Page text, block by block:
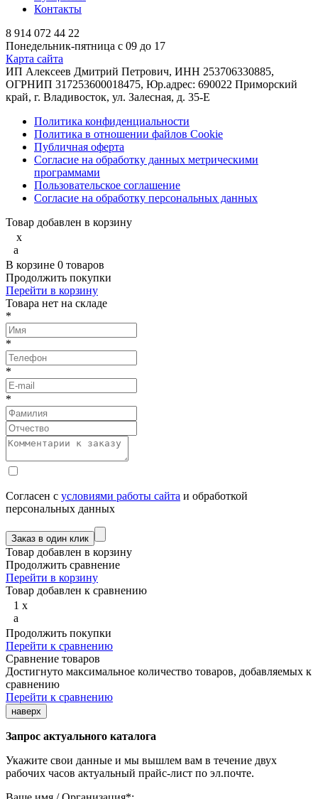
Контакты
8 914 072 44 22
Понедельник-пятница с 09 до 17
Карта сайта
ИП Алексеев Дмитрий Петрович, ИНН 253706330885,
ОГРНИП 317253600018475, Юр.адрес: 690022 Приморский
край, г. Владивосток, ул. Залесная, д. 35-Е
Политика конфиденциальности
Политика в отношении файлов Cookie
Публичная оферта
Согласие на обработку данных метрическими
программами
Пользовательское соглашение
Согласие на обработку персональных данных
Товар добавлен в корзину
x
a
В корзине 0 товаров
Продолжить покупки
Перейти в корзину
Товарa нет на складе
*
*
*
*
Согласен с условиями работы сайта и обработкой
персональных данных
Товар добавлен в корзину
Продолжить сравнение
Перейти в корзину
Товар добавлен к сравнению
1 x
a
Продолжить покупки
Перейти к сравнению
Сравнение товаров
Достигнуто максимальное количество товаров, добавляемых к
сравнению
Перейти к сравнению
наверх
Запрос актуального каталога
Укажите свои данные и мы вышлем вам в течение двух
рабочих часов актуальный прайс-лист по эл.почте.